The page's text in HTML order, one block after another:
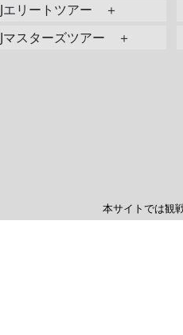
Jエリートツアー ＋
Jマスターズツアー ＋
本サイトでは観